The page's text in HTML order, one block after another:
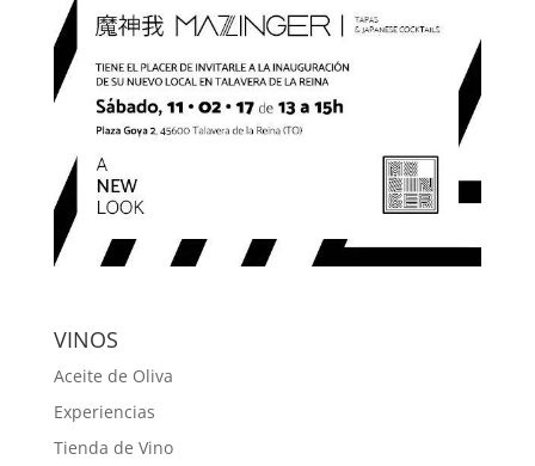
VINOS
Aceite de Oliva
Experiencias
Tienda de Vino